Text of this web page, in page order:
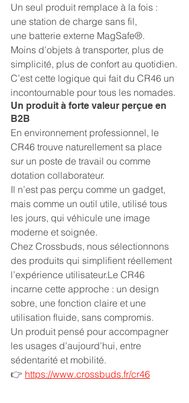
Un seul produit remplace à la fois :
une station de charge sans fil,
une batterie externe MagSafe®.
Moins d’objets à transporter, plus de
simplicité, plus de confort au quotidien.
C’est cette logique qui fait du CR46 un
incontournable pour tous les nomades.
Un produit à forte valeur perçue en
B2B
En environnement professionnel, le
CR46 trouve naturellement sa place
sur un poste de travail ou comme
dotation collaborateur.
Il n’est pas perçu comme un gadget,
mais comme un outil utile, utilisé tous
les jours, qui véhicule une image
moderne et soignée.
Chez Crossbuds, nous sélectionnons
des produits qui simplifient réellement
l’expérience utilisateur.Le CR46
incarne cette approche : un design
sobre, une fonction claire et une
utilisation fluide, sans compromis.
Un produit pensé pour accompagner
les usages d’aujourd’hui, entre
sédentarité et mobilité.
👉 https://www.crossbuds.fr/cr46